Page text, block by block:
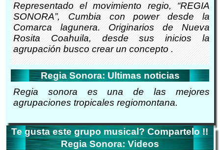
Representado el movimiento regio, “REGIA
SONORA”, Cumbia con power desde la
Comarca lagunera. Originarios de Nueva
Rosita Coahuila, desde sus inicios la
agrupación busco crear un concepto .
Regia Sonora: Ultimas noticias
Regia sonora es una de las mejores
agrupaciones tropicales regiomontana.
Te gusta este grupo musical? Compartelo !!
Regia Sonora: Videos